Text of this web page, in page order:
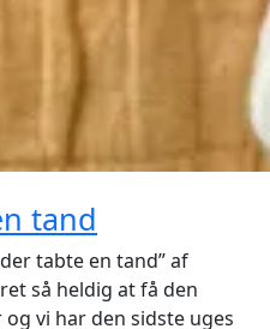
tand
tabte en tand” af
så heldig at få den
vi har den sidste uges